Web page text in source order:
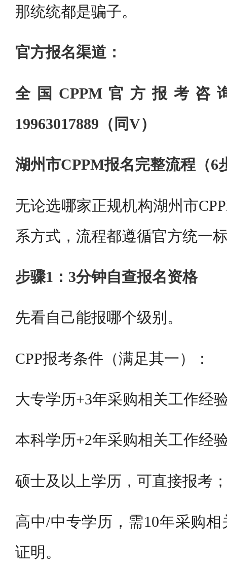
那统统都是骗子。
官方报名渠道：
全国CPPM官方报考咨
19963017889（同V）
湖州市CPPM报名完整流程（6
无论选哪家正规机构湖州市
系方式，流程都遵循官方统一
步骤1：3分钟自查报名资格
先看自己能报哪个级别。
CPP报考条件（满足其一）：
大专学历+3年采购相关工作经
本科学历+2年采购相关工作经
硕士及以上学历，可直接报考
高中/中专学历，需10年采购
证明。